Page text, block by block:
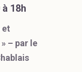
18h
et
– par le